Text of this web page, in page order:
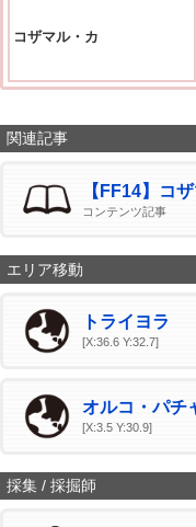
コザマル・カ
関連記事
【FF14】コ
コンテンツ記事
エリア移動
トライヨラ
[X:36.6 Y:32.7]
オルコ・パチ
[X:3.5 Y:30.9]
採集 / 採掘師